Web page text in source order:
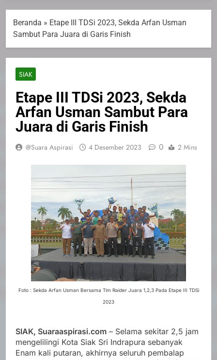
Beranda » Etape III TDSi 2023, Sekda Arfan Usman
Sambut Para Juara di Garis Finish
SIAK
Etape III TDSi 2023, Sekda
Arfan Usman Sambut Para
Juara di Garis Finish
@Suara Aspirasi 4 Desember 2023 0 2 Mins
Foto : Sekda Arfan Usman Bersama Tim Raider Juara 1,2,3 Pada Etape III TDSi
2023
SIAK, Suaraaspirasi.com – Selama sekitar 2,5 jam
mengelilingi Kota Siak Sri Indrapura sebanyak
Enam kali putaran, akhirnya seluruh pembalap